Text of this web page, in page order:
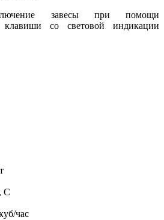
завесы при помощи
клавиши со световой индикации
С
час